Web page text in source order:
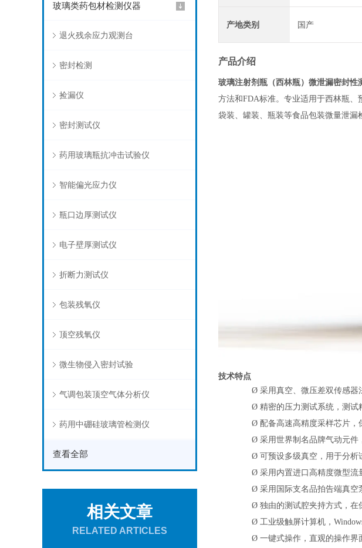
玻璃类药包材检测仪器
退火残余应力观测台
密封检测
捡漏仪
密封测试仪
药用玻璃瓶抗冲击试验仪
智能偏光应力仪
瓶口边厚测试仪
电子壁厚测试仪
折断力测试仪
包装残氧仪
顶空残氧仪
微生物侵入密封试验
气调包装顶空气体分析仪
药用中硼硅玻璃管检测仪
查看全部
相关文章
RELATED ARTICLES
产地类别 国产
产品介绍
玻璃注射剂瓶（西林瓶）微泄漏密封性
方法和FDA标准。专业适用于西林瓶
袋装、罐装、瓶装等食品包装微量泄漏
技术特点
Ø 采用真空、微压差双传感器
Ø 精密的压力测试系统，测试
Ø 配备高速高精度采样芯片
Ø 采用世界制名品牌气动元
Ø 可预设多级真空，用于分析
Ø 采用内置进口高精度微型
Ø 采用国际支名品拍告端真
Ø 独由的测试腔夹持方式，在
Ø 工业级触屏计算机，
Ø 一键式操作，直观的操作界